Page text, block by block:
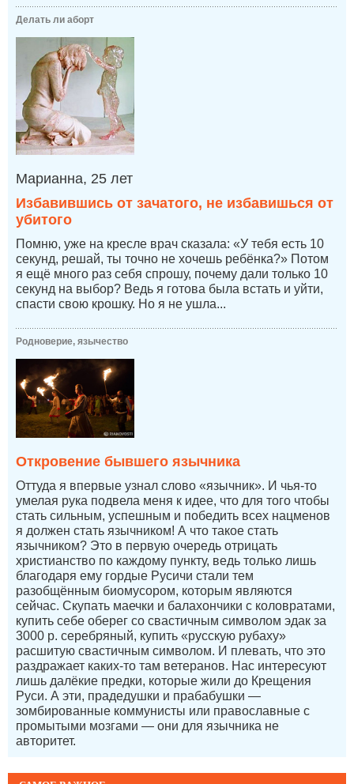
Делать ли аборт
Марианна, 25 лет
Избавившись от зачатого, не избавишься от
убитого
Помню, уже на кресле врач сказала: «У тебя есть 10
секунд, решай, ты точно не хочешь ребёнка?» Потом
я ещё много раз себя спрошу, почему дали только 10
секунд на выбор? Ведь я готова была встать и уйти,
спасти свою крошку. Но я не ушла...
Родноверие, язычество
Откровение бывшего язычника
Оттуда я впервые узнал слово «язычник». И чья-то
умелая рука подвела меня к идее, что для того чтобы
стать сильным, успешным и победить всех нацменов
я должен стать язычником! А что такое стать
язычником? Это в первую очередь отрицать
христианство по каждому пункту, ведь только лишь
благодаря ему гордые Русичи стали тем
разобщённым биомусором, которым являются
сейчас. Скупать маечки и балахончики с коловратами,
купить себе оберег со свастичным символом эдак за
3000 р. серебряный, купить «русскую рубаху»
расшитую свастичным символом. И плевать, что это
раздражает каких-то там ветеранов. Нас интересуют
лишь далёкие предки, которые жили до Крещения
Руси. А эти, прадедушки и прабабушки —
зомбированные коммунисты или православные с
промытыми мозгами — они для язычника не
авторитет.